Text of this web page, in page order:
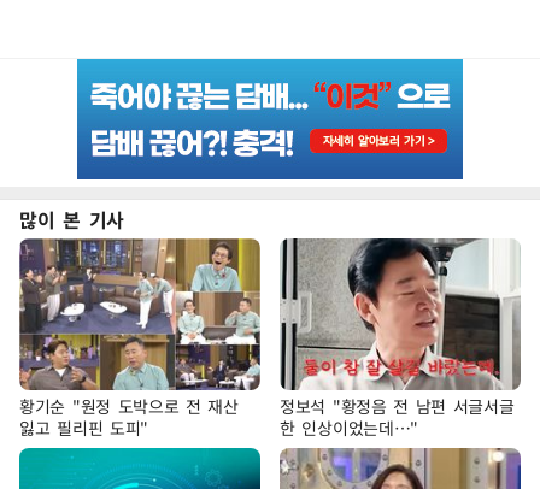
많이 본 기사
황기순 "원정 도박으로 전 재산
잃고 필리핀 도피"
정보석 "황정음 전 남편 서글서글
한 인상이었는데…"